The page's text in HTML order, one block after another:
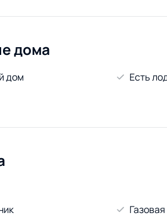
конфиденциальность,
МЕРОПРИЯТИЙ И ВЕЧЕРИНОК.
дома
дом Есть